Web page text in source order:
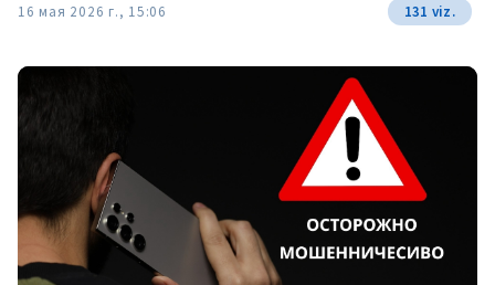
16 мая 2026 г., 15:06 131 viz.